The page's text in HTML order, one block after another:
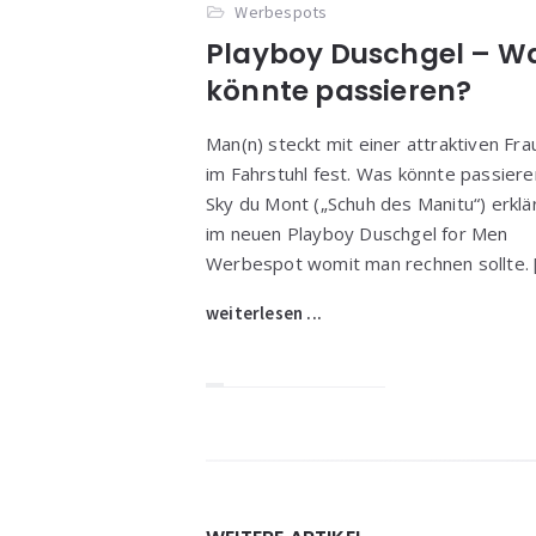
Werbespots
Playboy Duschgel –
könnte passieren?
Man(n) steckt mit einer attraktiven
im Fahrstuhl fest. Was könnte
Sky du Mont („Schuh des Manitu“)
im neuen Playboy Duschgel for Men
Werbespot womit man rechnen sollte.
weiterlesen ...